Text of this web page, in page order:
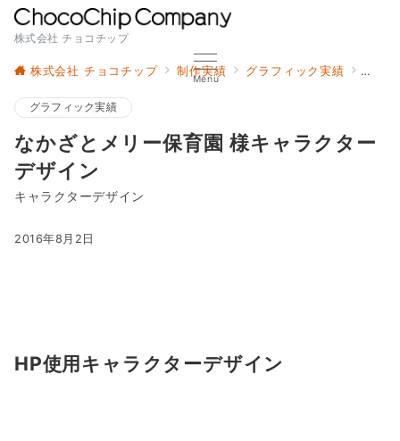
株式会社 チョコチップ
Menu
株式会社 チョコチップ 制作実績 グラフィック実績 なか
グラフィック実績
なかざとメリー保育園 様キャラクター
デザイン
キャラクターデザイン
2016年8月2日
HP使用キャラクターデザイン